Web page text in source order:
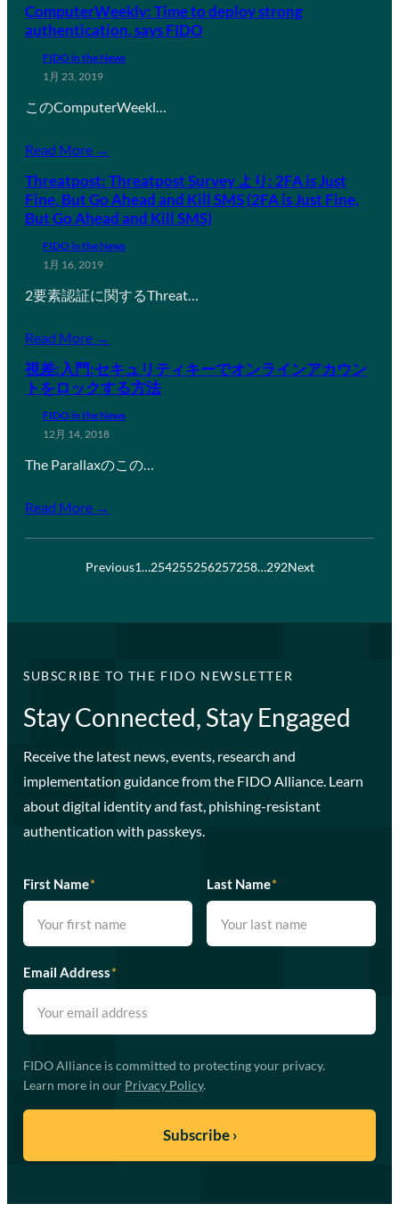
ComputerWeekly: Time to deploy strong
authentication, says FIDO
FIDO in the News
1月 23, 2019
このComputerWeekl…
Read More →
Threatpost: Threatpost Survey より: 2FA is Just
Fine, But Go Ahead and Kill SMS (2FA is Just Fine,
But Go Ahead and Kill SMS)
FIDO in the News
1月 16, 2019
2要素認証に関するThreat…
Read More →
視差:入門:セキュリティキーでオンラインアカウン
トをロックする方法
FIDO in the News
12月 14, 2018
The Parallaxのこの…
Read More →
Previous1…254255256257258…292Next
SUBSCRIBE TO THE FIDO NEWSLETTER
Stay Connected, Stay Engaged
Receive the latest news, events, research and
implementation guidance from the FIDO Alliance. Learn
about digital identity and fast, phishing-resistant
authentication with passkeys.
First Name* Last Name*
Email Address*
FIDO Alliance is committed to protecting your privacy.
Learn more in our Privacy Policy.